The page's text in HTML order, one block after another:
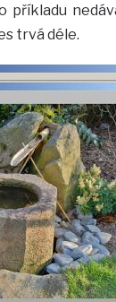
příkladu
trvá déle.